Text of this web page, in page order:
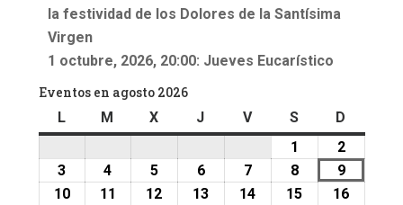
la festividad de los Dolores de la Santísima
Virgen
1 octubre, 2026, 20:00: Jueves Eucarístico
Eventos en agosto 2026
LlunesM martes
Xmiércoles
J jueves
Vviernes
Ssábado
D
1
agosto,
2026
22
agosto,
2026
3
agosto,
4
agosto,
55
agosto,
66
agosto,
77
agosto,
88
agosto,
99
agosto,
1010
11 12 13 14 15 16